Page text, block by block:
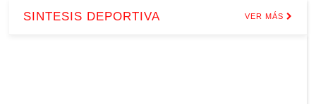
SINTESIS DEPORTIVA VER MÁS